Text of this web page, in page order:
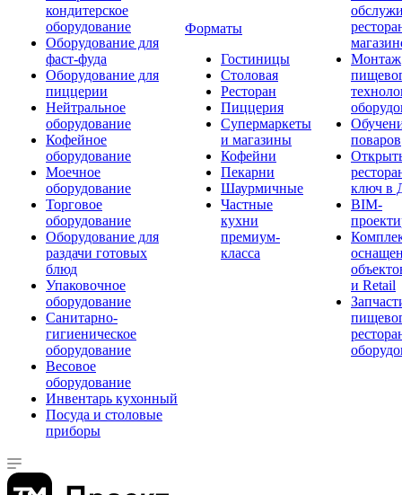
кондитерское
оборудование
Оборудование для
фаст-фуда
Оборудование для
пиццерии
Нейтральное
оборудование
Кофейное
оборудование
Моечное
оборудование
Торговое
оборудование
Оборудование для
раздачи готовых
блюд
Упаковочное
оборудование
Санитарно-
гигиеническое
оборудование
Весовое
оборудование
Инвентарь кухонный
Посуда и столовые
приборы
Форматы
Гостиницы
Столовая
Ресторан
Пиццерия
Супермаркеты
и магазины
Кофейни
Пекарни
Шаурмичные
Частные
кухни
премиум-
класса
Монтаж
поваров
ключ в
BIM-
и Retail